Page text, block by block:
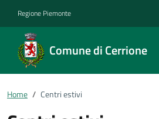
Regione Piemonte
Comune di Cerrione
Home Centri estivi